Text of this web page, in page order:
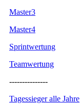
Master3
Master4
Sprintwertung
Teamwertung
---------------
Tagessieger alle Jahre